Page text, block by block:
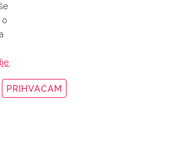
o
PRIHVAĆAM